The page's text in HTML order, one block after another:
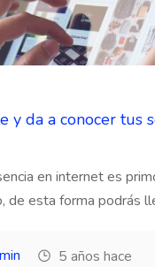
y da a conocer tus
en internet es
de esta forma podrás
5 años hace